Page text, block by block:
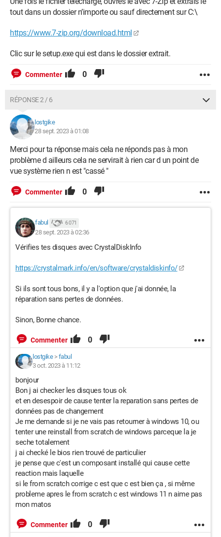
Le probleme est peut etre tout bête mais clairement je vois
pas
merciiiiii
Windows / Chrome 117.0.0.0
tout dans un dossier n’importe ou sauf directement sur C:\
https://www.7-zip.org/download.html
Clic sur le setup.exe qui est dans le dossier extrait.
Commenter 0
RÉPONSE 2 / 6
lostgike
28 sept. 2023 à 01:08
Merci pour ta réponse mais cela ne réponds pas à mon
problème d ailleurs cela ne servirait à rien car d un point de
vue système rien n est "cassé "
Commenter 0
fabul 6 071
28 sept. 2023 à 02:36
Vérifies tes disques avec CrystalDiskInfo
https://crystalmark.info/en/software/crystaldiskinfo/
Si ils sont tous bons, il y a l'option que j'ai donnée, la
réparation sans pertes de données.
Sinon, Bonne chance.
Commenter 0
lostgike> fabul
3 oct. 2023 à 11:12
bonjour
Bon j ai checker les disques tous ok
et en desespoir de cause tenter la reparation sans pertes de
données pas de changement
Je me demande si je ne vais pas retourner à windows 10, ou
tenter une reinstall from scratch de windows parceque la je
seche totalement
j ai checké le bios rien trouvé de particulier
je pense que c'est un composant installé qui cause cette
reaction mais laquelle
si le from scratch corrige c est que c est bien ça , si même
probleme apres le from scratch c est windows 11 n aime pas
mon matos
Commenter 0